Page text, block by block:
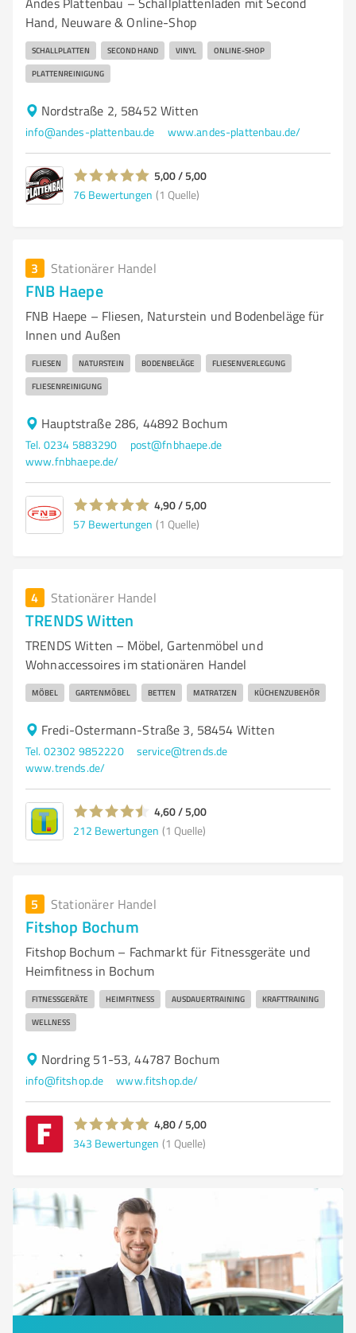
Hand, Neuware & Online-Shop
SCHALLPLATTEN SECOND HAND VINYL ONLINE-SHOP
PLATTENREINIGUNG
Nordstraße 2, 58452 Witten
info@andes-plattenbau.de www.andes-plattenbau.de/
5,00 / 5,00
76 Bewertungen (1 Quelle)
3 Stationärer Handel
FNB Haepe
FNB Haepe – Fliesen, Naturstein und Bodenbeläge für
Innen und Außen
FLIESEN NATURSTEIN BODENBELÄGE FLIESENVERLEGUNG
FLIESENREINIGUNG
Hauptstraße 286, 44892 Bochum
Tel. 0234 5883290
post@fnbhaepe.de
www.fnbhaepe.de/
4,90 / 5,00
57 Bewertungen (1 Quelle)
4 Stationärer Handel
TRENDS Witten
TRENDS Witten – Möbel, Gartenmöbel und
Wohnaccessoires im stationären Handel
MÖBEL GARTENMÖBEL BETTEN MATRATZEN KÜCHENZUBEHÖR
Fredi-Ostermann-Straße 3, 58454 Witten
Tel. 02302 9852220
service@trends.de
www.trends.de/
4,60 / 5,00
212 Bewertungen (1 Quelle)
5 Stationärer Handel
Fitshop Bochum
Fitshop Bochum – Fachmarkt für Fitnessgeräte und
Heimfitness in Bochum
FITNESSGERÄTE HEIMFITNESS AUSDAUERTRAINING KRAFTTRAINING
WELLNESS
Nordring 51-53, 44787 Bochum
info@fitshop.de www.fitshop.de/
4,80 / 5,00
343 Bewertungen (1 Quelle)